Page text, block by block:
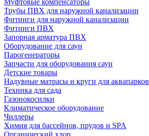
Муфтовые компенсаторы
Трубы ПВХ для наружной канализации
Фитинги для наружной канализации
Фитинги ПВХ
Запорная арматура ПВХ
Оборудование для саун
Парогенераторы
Запчасти для оборудования саун
Детские товары
Надувные матрасы и круги для аквапарков
Техника для сада
Газонокосилки
Климатическое оборудование
Чиллеры
Химия для бассейнов, прудов и SPA
Органический хлор